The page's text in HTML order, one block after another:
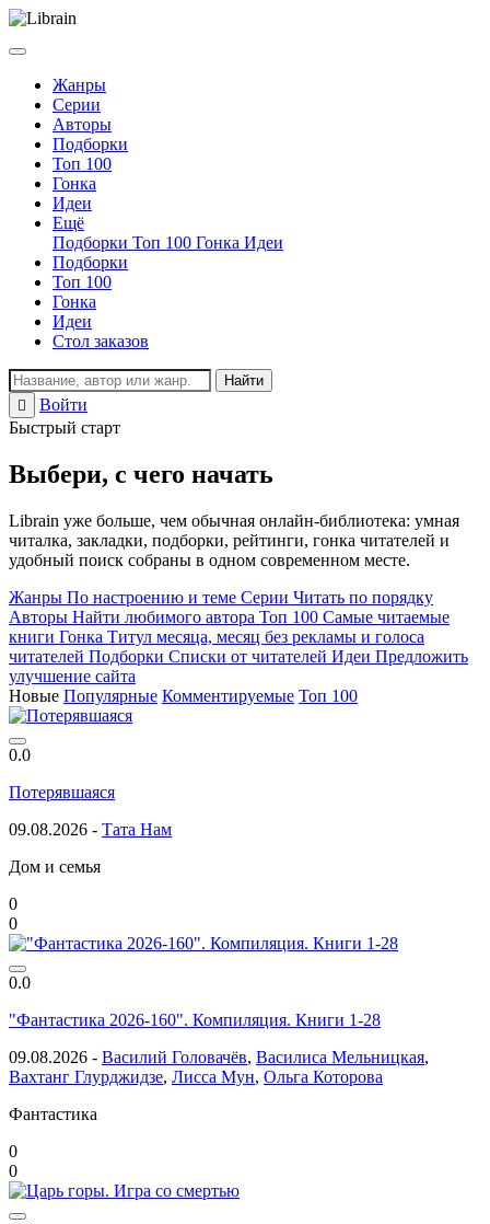
Жанры
Серии
Авторы
Подборки
Топ 100
Гонка
Идеи
Ещё
Подборки Топ 100 Гонка Идеи
Подборки
Топ 100
Гонка
Идеи
Стол заказов
Найти
Войти
Быстрый старт
Выбери, с чего начать
Librain уже больше, чем обычная онлайн-библиотека: умная
читалка, закладки, подборки, рейтинги, гонка читателей и
удобный поиск собраны в одном современном месте.
Жанры По настроению и теме Серии Читать по порядку
Авторы Найти любимого автора Топ 100 Самые читаемые
книги Гонка Титул месяца, месяц без рекламы и голоса
читателей Подборки Списки от читателей Идеи Предложить
улучшение сайта
Новые Популярные Комментируемые Топ 100
0.0
Потерявшаяся
09.08.2026 - Тата Нам
Дом и семья
0
0
0.0
"Фантастика 2026-160". Компиляция. Книги 1-28
09.08.2026 - Василий Головачёв, Василиса Мельницкая,
Вахтанг Глурджидзе, Лисса Мун, Ольга Которова
Фантастика
0
0